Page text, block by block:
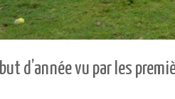
d’année vu par les